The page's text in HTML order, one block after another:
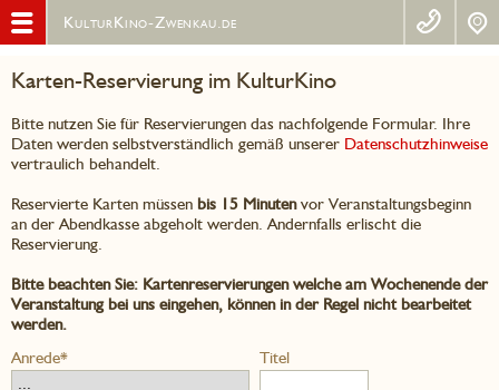
KulturKino-Zwenkau.de
Karten-Reservierung im KulturKino
Bitte nutzen Sie für Reservierungen das nachfolgende Formular. Ihre
Daten werden selbstverständlich gemäß unserer Datenschutzhinweise
vertraulich behandelt.
Reservierte Karten müssen bis 15 Minutenvor Veranstaltungsbeginn
an der Abendkasse abgeholt werden. Andernfalls erlischt die
Reservierung.
Bitte beachten Sie: Kartenreservierungen welche am Wochenende der
Veranstaltung bei uns eingehen, können in der Regel nicht bearbeitet
werden.
Anrede*
Titel